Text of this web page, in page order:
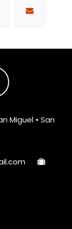
Miguel • San